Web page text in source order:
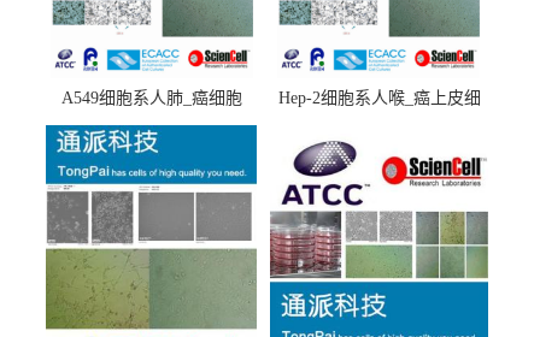
A549细胞系人肺_癌细胞
(A549细胞)
Hep-2细胞系人喉_癌上皮细